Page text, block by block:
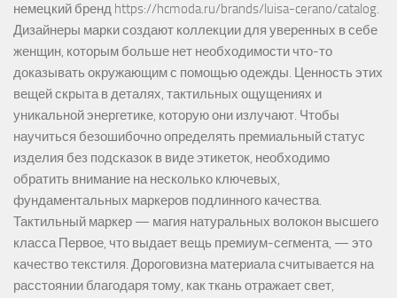
немецкий бренд https://hcmoda.ru/brands/luisa-cerano/catalog.
Дизайнеры марки создают коллекции для уверенных в себе
женщин, которым больше нет необходимости что-то
доказывать окружающим с помощью одежды. Ценность этих
вещей скрыта в деталях, тактильных ощущениях и
уникальной энергетике, которую они излучают. Чтобы
научиться безошибочно определять премиальный статус
изделия без подсказок в виде этикеток, необходимо
обратить внимание на несколько ключевых,
фундаментальных маркеров подлинного качества.
Тактильный маркер — магия натуральных волокон высшего
класса Первое, что выдает вещь премиум-сегмента, — это
качество текстиля. Дороговизна материала считывается на
расстоянии благодаря тому, как ткань отражает свет,